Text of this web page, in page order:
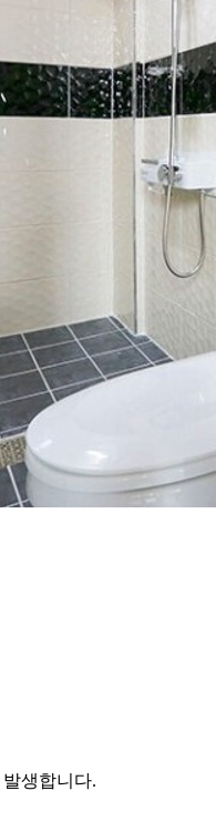
생합니다.